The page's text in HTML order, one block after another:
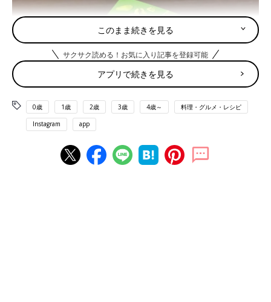
このまま続きを見る
サクサク読める！お気に入り記事を登録可能
アプリで続きを見る
0歳 1歳 2歳 3歳 4歳～ 料理・グルメ・レシピ
Instagram app